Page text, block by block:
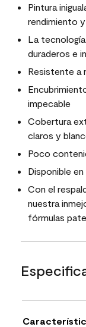
Pintura
rendimiento
La
duraderos e
Resistente a
impecable
Cobertura
claros y
Poco
Disponible
Con el
nuestra
fórmulas